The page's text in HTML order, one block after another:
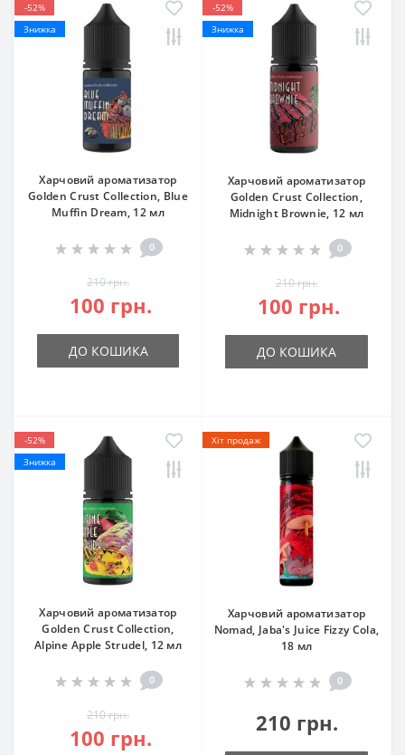
-52%
Знижка
Харчовий ароматизатор
Golden Crust Collection, Blue
Muffin Dream, 12 мл
0
210 грн.
100 грн.
ДО КОШИКА
-52%
Знижка
Харчовий ароматизатор
Golden Crust Collection,
Midnight Brownie, 12 мл
0
210 грн.
100 грн.
ДО КОШИКА
-52%
Знижка
Харчовий ароматизатор
Golden Crust Collection,
Alpine Apple Strudel, 12 мл
0
210 грн.
100 грн.
Хіт продаж
Харчовий ароматизатор
Nomad, Jaba's Juice Fizzy Cola,
18 мл
0
210 грн.